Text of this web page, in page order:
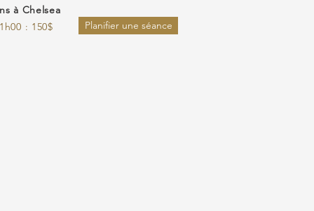
1h00 : 150$ Planifier une séance
à Chelsea